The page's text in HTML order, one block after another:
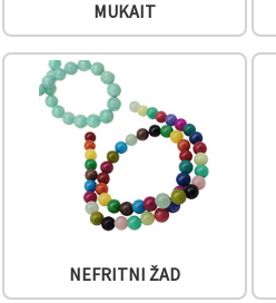
MUKAIT
NEFRITNI ŽAD